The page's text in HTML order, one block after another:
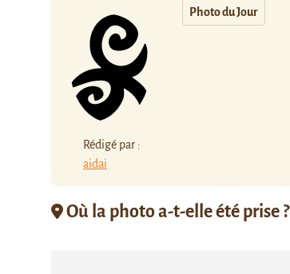
Rédigé par :
aidai
Photo du Jour
Où la photo a-t-elle été prise ?